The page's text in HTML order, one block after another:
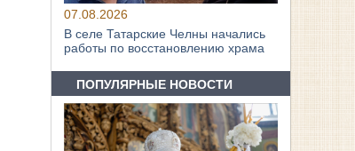
07.08.2026
В селе Татарские Челны начались
работы по восстановлению храма
ПОПУЛЯРНЫЕ НОВОСТИ